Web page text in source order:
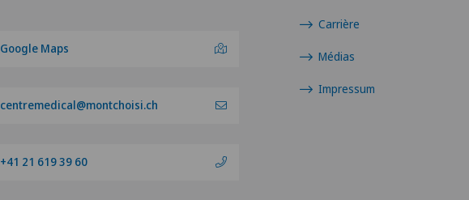
Carrière
Médias
Impressum
Google Maps
centremedical@montchoisi.ch
+41 21 619 39 60